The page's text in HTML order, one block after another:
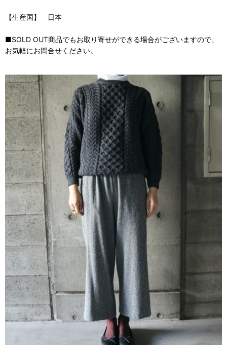
【生産国】 日本
■SOLD OUT商品でもお取り寄せができる場合がございますので、
お気軽にお問合せください。